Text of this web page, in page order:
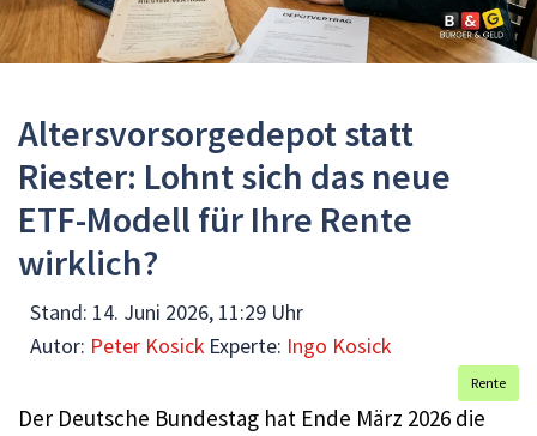
Altersvorsorgedepot statt
Riester: Lohnt sich das neue
ETF-Modell für Ihre Rente
wirklich?
Stand: 14. Juni 2026, 11:29 Uhr
Autor: Peter Kosick Experte: Ingo Kosick
Rente
Der Deutsche Bundestag hat Ende März 2026 die